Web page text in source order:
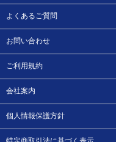
よくあるご質問
お問い合わせ
ご利用規約
会社案内
個人情報保護方針